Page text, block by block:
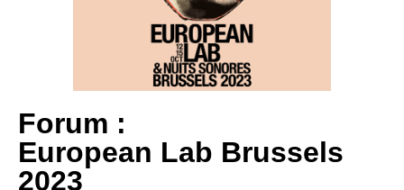
Forum :
European Lab Brussels
2023